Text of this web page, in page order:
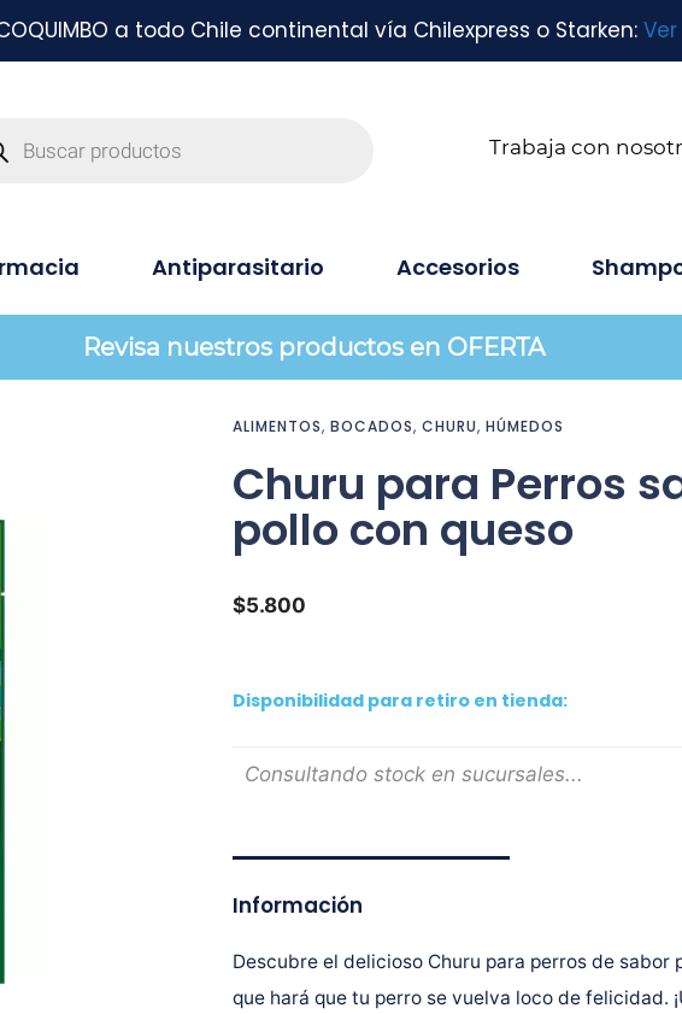
a todo Chile continental vía Chilexpress o Starken:
Trabaja con
Antiparasitario Accesorios
Revisa nuestros productos en OFERTA
ALIMENTOS, BOCADOS, CHURU, HÚMEDOS
Churu para Perros
pollo con queso
$5.800
Disponibilidad para retiro en tienda:
Consultando stock en sucursales...
Información
Descubre el delicioso Churu para perros de
que hará que tu perro se vuelva loco de felicidad.